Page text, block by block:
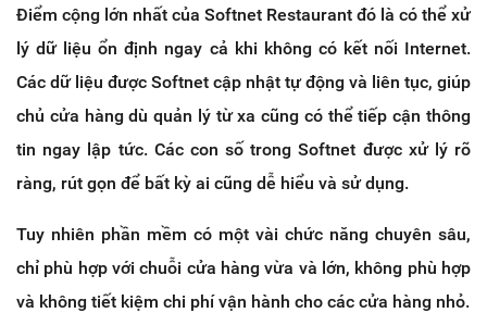
Điểm cộng lớn nhất của Softnet Restaurant đó là có thể xử
lý dữ liệu ổn định ngay cả khi không có kết nối Internet.
Các dữ liệu được Softnet cập nhật tự động và liên tục, giúp
chủ cửa hàng dù quản lý từ xa cũng có thể tiếp cận thông
tin ngay lập tức. Các con số trong Softnet được xử lý rõ
ràng, rút gọn để bất kỳ ai cũng dễ hiểu và sử dụng.
Tuy nhiên phần mềm có một vài chức năng chuyên sâu,
chỉ phù hợp với chuỗi cửa hàng vừa và lớn, không phù hợp
và không tiết kiệm chi phí vận hành cho các cửa hàng nhỏ.